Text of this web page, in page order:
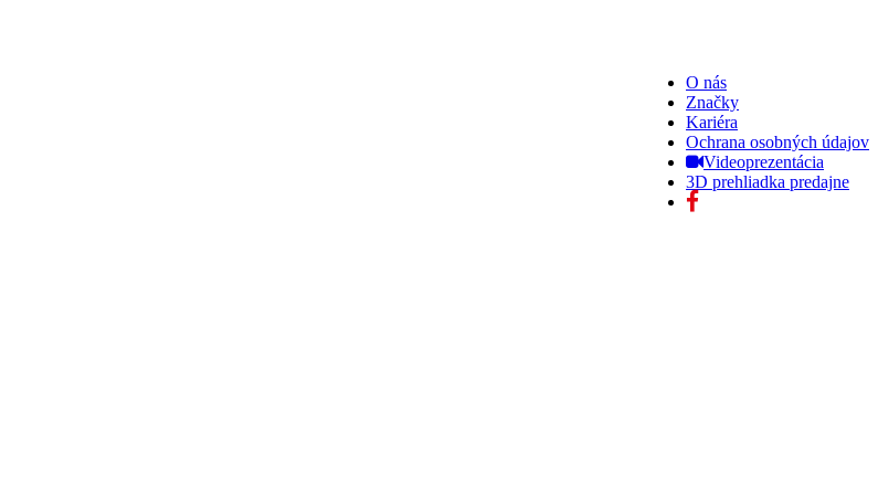
O nás
Značky
Kariéra
Ochrana osobných údajov
Videoprezentácia
3D prehliadka predajne